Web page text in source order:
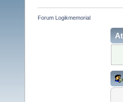
Forum Logikmemorial